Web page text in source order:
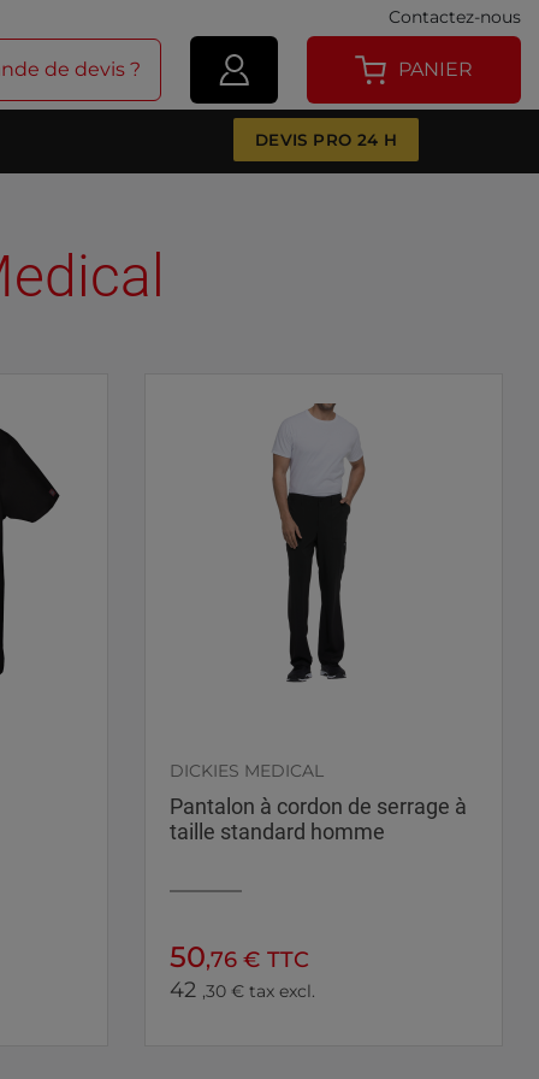
Contactez-nous
de devis ? PANIER
DEVIS PRO 24 H
DICKIES MEDICAL
Pantalon à cordon de serrage à
taille standard homme
50,76 € TTC
42 ,30 € tax excl.